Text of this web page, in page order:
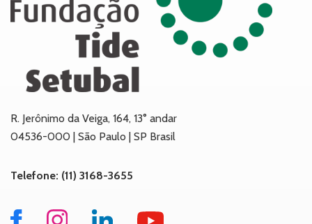
R. Jerônimo da Veiga, 164, 13° andar
04536-000 | São Paulo | SP Brasil
Telefone: (11) 3168-3655